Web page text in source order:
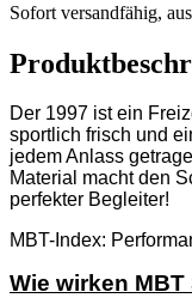
Sofort versandfähig,
Der 1997 ist ein
sportlich frisch und
jedem Anlass
Material macht den
perfekter Begleiter!
MBT-Index:
Wie wirken